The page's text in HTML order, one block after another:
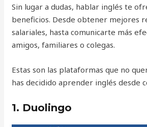
Sin lugar a dudas, hablar inglés te
beneficios. Desde obtener mejores
salariales, hasta comunicarte más
amigos, familiares o colegas.
Estas son las plataformas que no
has decidido aprender inglés desde
1. Duolingo